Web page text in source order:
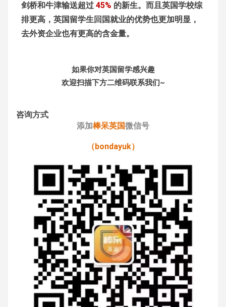
剑桥和牛津输送超过 45% 的新生。 而且英国学校综
排更高，英国留学生回国就业的优势也更加明显，
去外资企业也有更高的含金量。
如果你对英国留学感兴趣
欢迎扫描下方二维码联系我们~
咨询方式
添加棒呆英国微信号
（bondayuk）